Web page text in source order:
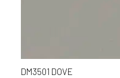
DM3501 DOVE